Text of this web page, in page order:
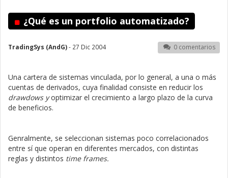
¿Qué es un portfolio automatizado?
TradingSys (AndG)- 27 Dic 2004 0 comentarios
Una cartera de sistemas vinculada, por lo general, a una o más
cuentas de derivados, cuya finalidad consiste en reducir los
drawdows yoptimizar el crecimiento a largo plazo de la curva
de beneficios.
Genralmente, se seleccionan sistemas poco correlacionados
entre sí que operan en diferentes mercados, con distintas
reglas y distintos time frames.